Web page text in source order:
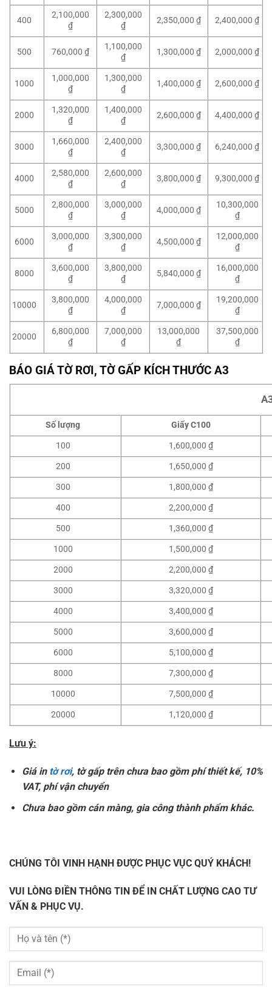
400
2,100,000
₫
2,300,000
₫
2,350,000 ₫ 2,400,000 ₫
500 760,000 ₫
1,100,000
₫
1,300,000 ₫ 2,000,000 ₫
1000
1,000,000
₫
1,300,000
₫
1,400,000 ₫ 2,600,000 ₫
2000
1,320,000
₫
1,400,000
₫
2,600,000 ₫ 4,400,000 ₫
3000
1,660,000
₫
2,400,000
₫
3,300,000 ₫ 6,240,000 ₫
4000
2,580,000
₫
2,600,000
₫
3,800,000 ₫ 9,300,000 ₫
5000
2,800,000
₫
3,000,000
₫
4,000,000 ₫
10,300,000
₫
6000
3,000,000
₫
3,300,000
₫
4,500,000 ₫
12,000,000
₫
8000
3,600,000
₫
3,800,000
₫
5,840,000 ₫
16,000,000
₫
10000
3,800,000
₫
4,000,000
₫
7,000,000 ₫
19,200,000
₫
20000
6,800,000
₫
7,000,000
₫
13,000,000
₫
37,500,000
₫
BÁO GIÁ TỜ RƠI, TỜ GẤP KÍCH THƯỚC A3
Số lượng
Giấy C100
100
1,600,000 ₫
200
1,650,000 ₫
300
1,800,000 ₫
400
2,200,000 ₫
500
1,360,000 ₫
1000
1,500,000 ₫
2000
2,200,000 ₫
3000
3,320,000 ₫
4000
3,400,000 ₫
5000
3,600,000 ₫
6000
5,100,000 ₫
8000
7,300,000 ₫
10000
7,500,000 ₫
20000
1,120,000 ₫
Lưu ý:
Giá in tờ rơi, tờ gấp trên chưa bao gồm phí thiết kế, 10%
VAT, phí vận chuyển
Chưa bao gồm cán màng, gia công thành phẩm khác.
CHÚNG TÔI VINH HẠNH ĐƯỢC PHỤC VỤC QUÝ KHÁCH!
VUI LÒNG ĐIỀN THÔNG TIN ĐỂ IN CHẤT LƯỢNG CAO TƯ
VẤN & PHỤC VỤ.